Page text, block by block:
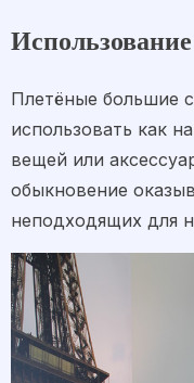
Плетёные большие
использовать как
вещей или
обыкновение
неподходящих для